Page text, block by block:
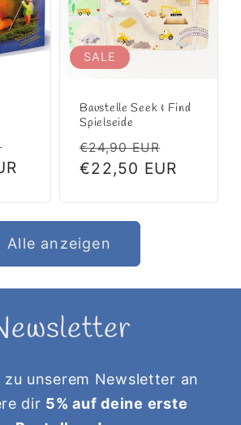
Verkaufspreis
SALE
Baustelle Seek & Find
Spielseide
Normaler
Preis
€24,90 EUR
€22,50 EUR
Alle anzeigen
zu unserem Newsletter an
dir 5% auf deine erste